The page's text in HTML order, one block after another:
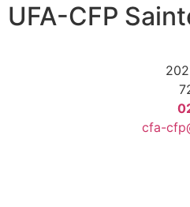
UFA-CFP
cfa-